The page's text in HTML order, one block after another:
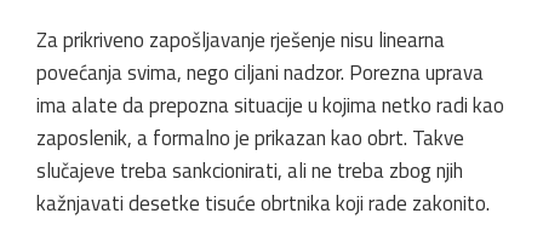
Za prikriveno zapošljavanje rješenje nisu linearna
povećanja svima, nego ciljani nadzor. Porezna uprava
ima alate da prepozna situacije u kojima netko radi kao
zaposlenik, a formalno je prikazan kao obrt. Takve
slučajeve treba sankcionirati, ali ne treba zbog njih
kažnjavati desetke tisuće obrtnika koji rade zakonito.